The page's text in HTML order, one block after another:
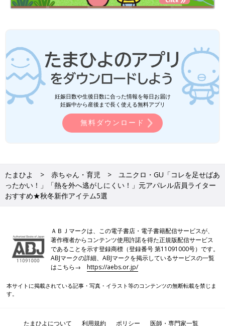
出典：Instagramアカウント「chiharu1978」
足すだけで首元がポカポカです。ダウンとフェザーを使用し、軽
いのも特徴！重いマフラーだと肩がこる...というかたにもおすす
めです。シンプルだけど高級感のあるデザインなので、コーデの
ポイントにも役立ちます♪
ユニクロ・GUも「秋のスタメン確
えば良いか悩むことってありますよね。少し涼
妊娠日数や生後日数に合った情報を毎日お届け
妊娠中から産後まで長く使える無料アプリ
無料ダウンロード
たまひよ 赤ちゃん・育児
ユニクロ・GU「コレを足せばあ
ったかい！」「熱を外へ逃がしにくい！」元アパレル店員ライター
おすすめ★秋冬新作アイテム5選
ＡＢＪマークは、この電子書店・電子書籍配信サービスが、
著作権者からコンテンツ使用許諾を得た正規版配信サービス
であることを示す登録商標（登録番号 第11091000号）です。
ABJマークの詳細、ABJマークを掲示しているサービスの一覧
はこちら→https://aebs.or.jp/
本サイトに掲載されている記事・写真・イラスト等のコンテンツの無断転載を禁じま
す。
たまひよについて 利用規約 ポリシー 医師・専門家一覧